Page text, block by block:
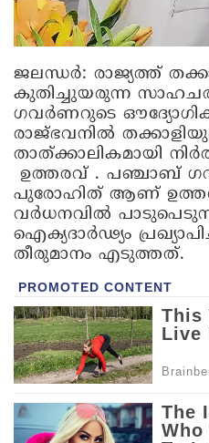
ജലന്ധര്‍: രാജ്യത്ത്
കുതിച്ചുയരുന്ന
ഗവര്‍ണറുടെ
രാജ്ഭവനില്‍
താത്ക്കാലികമായി
ഉത്തരവ് . പഞ്ചാബ്
പുരോഹിത് ആണ്
വര്‍ധനവില്‍
ഐക്യദാര്‍ഢ്യം
തീരുമാനം എടുത്തത്.